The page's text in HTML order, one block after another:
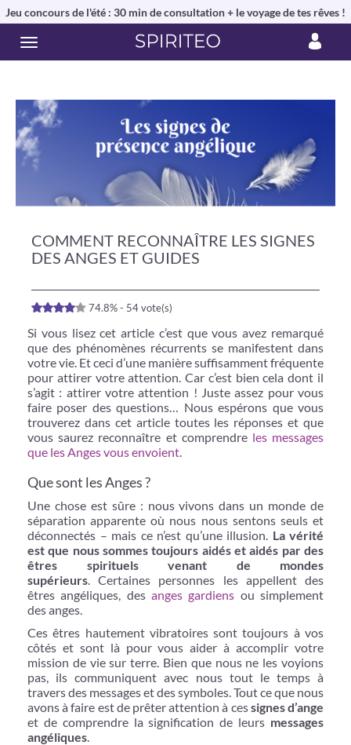
Jeu concours de l'été : 30 min de consultation + le voyage de tes rêves !
COMMENT RECONNAÎTRE LES SIGNES
DES ANGES ET GUIDES
74.8% - 54 vote(s)
Si vous lisez cet article c’est que vous avez remarqué
que des phénomènes récurrents se manifestent dans
votre vie. Et ceci d’une manière suffisamment fréquente
pour attirer votre attention. Car c’est bien cela dont il
s’agit : attirer votre attention ! Juste assez pour vous
faire poser des questions… Nous espérons que vous
trouverez dans cet article toutes les réponses et que
vous saurez reconnaître et comprendre les messages
que les Anges vous envoient.
Que sont les Anges ?
Une chose est sûre : nous vivons dans un monde de
séparation apparente où nous nous sentons seuls et
déconnectés – mais ce n’est qu’une illusion. La vérité
est que nous sommes toujours aidés et aidés par des
êtres spirituels venant de mondes
supérieurs. Certaines personnes les appellent des
êtres angéliques, des anges gardiens ou simplement
des anges.
Ces êtres hautement vibratoires sont toujours à vos
côtés et sont là pour vous aider à accomplir votre
mission de vie sur terre. Bien que nous ne les voyions
pas, ils communiquent avec nous tout le temps à
travers des messages et des symboles. Tout ce que nous
avons à faire est de prêter attention à cessignes d’ange
et de comprendre la signification de leurs messages
angéliques.